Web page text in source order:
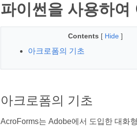
파이썬을 사용하여
Contents [ Hide ]
아크로폼의 기초
아크로폼의 기초
AcroForms는 Adobe에서 도입한 대화